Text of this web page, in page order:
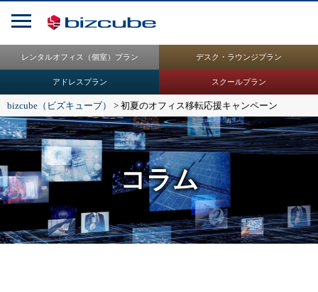
レンタルオフィス（個室）プラン デスク・ラウンジプラン
アドレスプラン スクールプラン
bizcube（ビズキューブ） > 初夏のオフィス移転応援キャンペーン
コラム